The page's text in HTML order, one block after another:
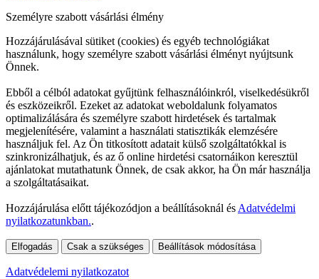
Személyre szabott vásárlási élmény
Hozzájárulásával sütiket (cookies) és egyéb technológiákat
használunk, hogy személyre szabott vásárlási élményt nyújtsunk
Önnek.
Ebből a célból adatokat gyűjtünk felhasználóinkról, viselkedésükről
és eszközeikről. Ezeket az adatokat weboldalunk folyamatos
optimalizálására és személyre szabott hirdetések és tartalmak
megjelenítésére, valamint a használati statisztikák elemzésére
használjuk fel. Az Ön titkosított adatait külső szolgáltatókkal is
szinkronizálhatjuk, és az ő online hirdetési csatornáikon keresztül
ajánlatokat mutathatunk Önnek, de csak akkor, ha Ön már használja
a szolgáltatásaikat.
Hozzájárulása előtt tájékozódjon a beállításoknál és Adatvédelmi
nyilatkozatunkban..
Elfogadás Csak a szükséges Beállítások módosítása
Adatvédelemi nyilatkozatot